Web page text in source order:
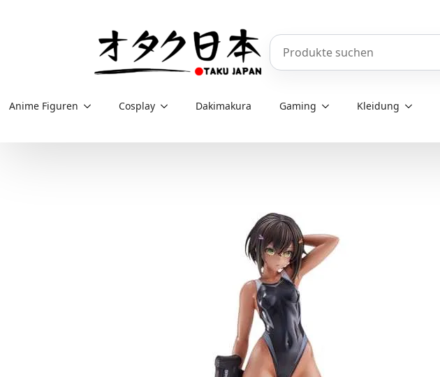
Produkte durchsuchen
Anime Figuren Cosplay Dakimakura Gaming Kleidung